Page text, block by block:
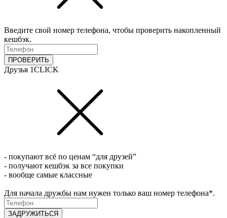
Введите свой номер телефона, чтобы проверить накопленный
кешбэк.
ПРОВЕРИТЬ
Друзья 1CLICK
- покупают всё по ценам “для друзей”
- получают кешбэк за все покупки
- вообще самые классные
Для начала дружбы нам нужен только ваш номер телефона*.
ЗАДРУЖИТЬСЯ